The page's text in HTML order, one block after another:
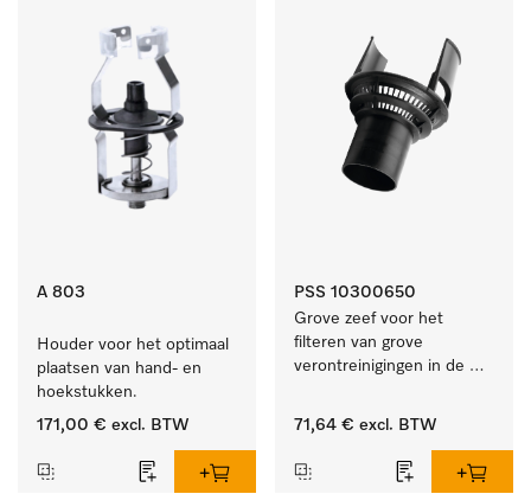
A 803
Houder voor het optimaal
plaatsen van hand- en
hoekstukken.
171,00 € excl. BTW
PSS 10300650
Grove zeef voor het
filteren van grove
verontreinigingen in de
71,64 € excl. BTW